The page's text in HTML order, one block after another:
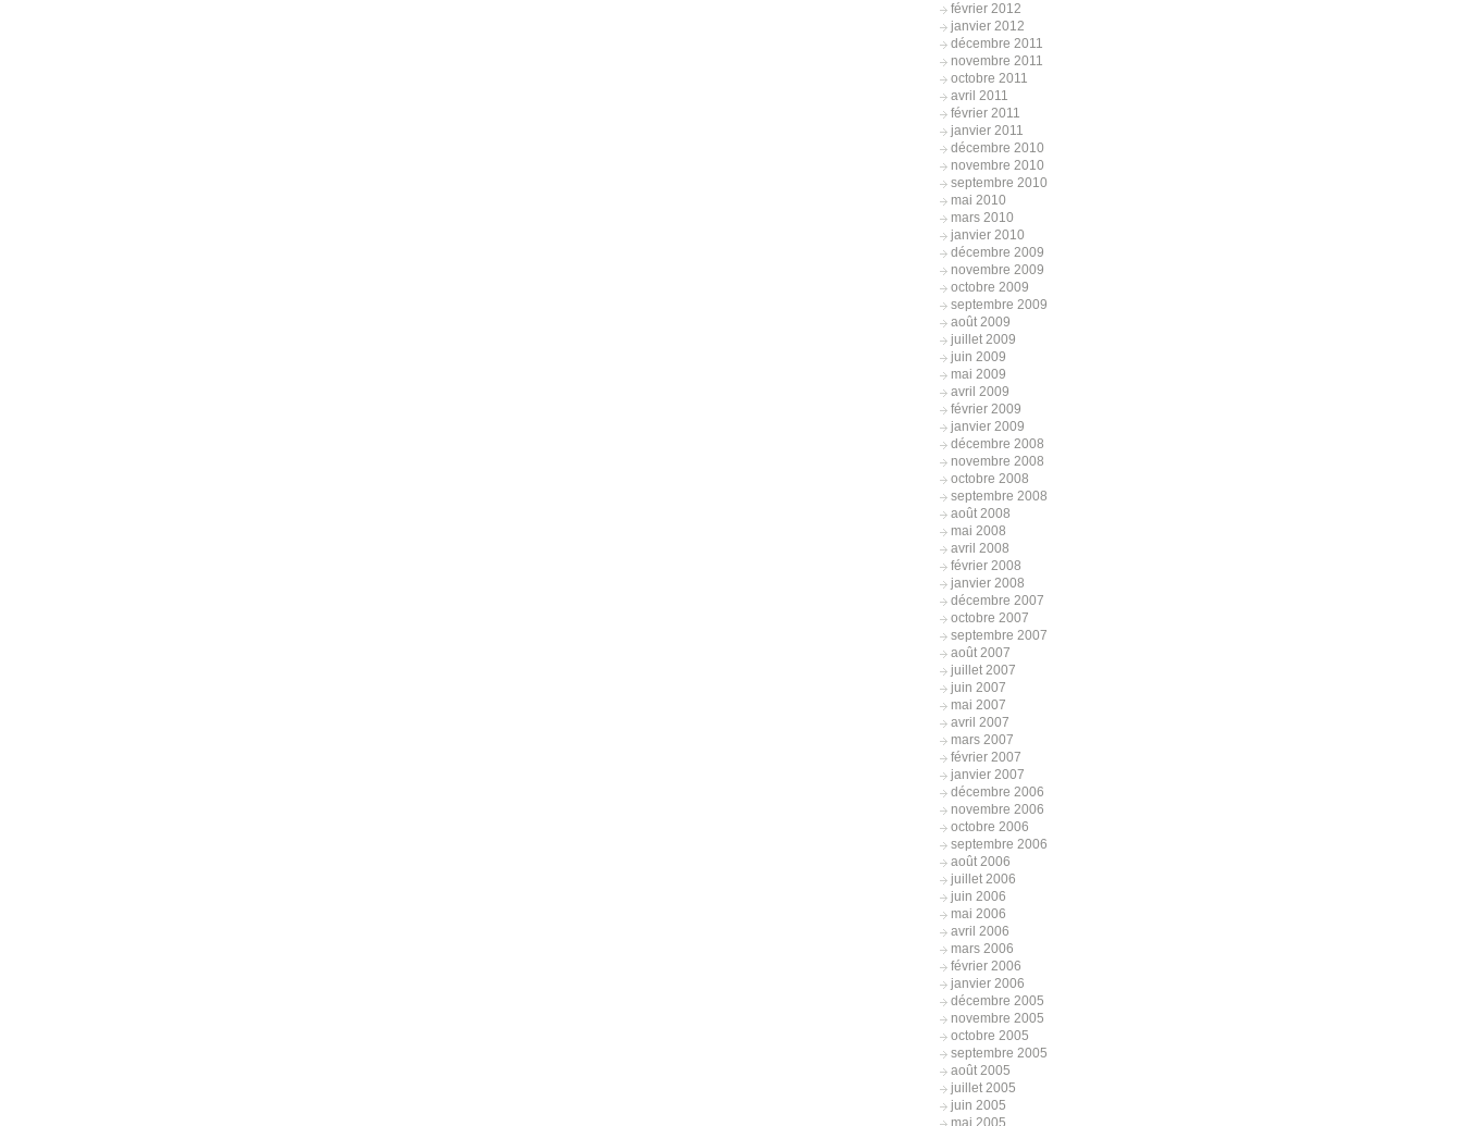
février 2012
janvier 2012
décembre 2011
novembre 2011
octobre 2011
avril 2011
février 2011
janvier 2011
décembre 2010
novembre 2010
septembre 2010
mai 2010
mars 2010
janvier 2010
décembre 2009
novembre 2009
octobre 2009
septembre 2009
août 2009
juillet 2009
juin 2009
mai 2009
avril 2009
février 2009
janvier 2009
décembre 2008
novembre 2008
octobre 2008
septembre 2008
août 2008
mai 2008
avril 2008
février 2008
janvier 2008
décembre 2007
octobre 2007
septembre 2007
août 2007
juillet 2007
juin 2007
mai 2007
avril 2007
mars 2007
février 2007
janvier 2007
décembre 2006
novembre 2006
octobre 2006
septembre 2006
août 2006
juillet 2006
juin 2006
mai 2006
avril 2006
mars 2006
février 2006
janvier 2006
décembre 2005
novembre 2005
octobre 2005
septembre 2005
août 2005
juillet 2005
juin 2005
mai 2005